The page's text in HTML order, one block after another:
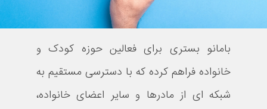
بامانو بستری برای فعالین حوزه کودک و
خانواده فراهم کرده که با دسترسی مستقیم به
شبکه ای از مادرها و سایر اعضای خانواده،